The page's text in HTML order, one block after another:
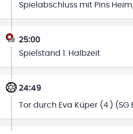
Spielabschluss mit Pins
25:00
Spielstand 1. Halbzeit
24:49
Tor durch Eva Küper (4.) (SG